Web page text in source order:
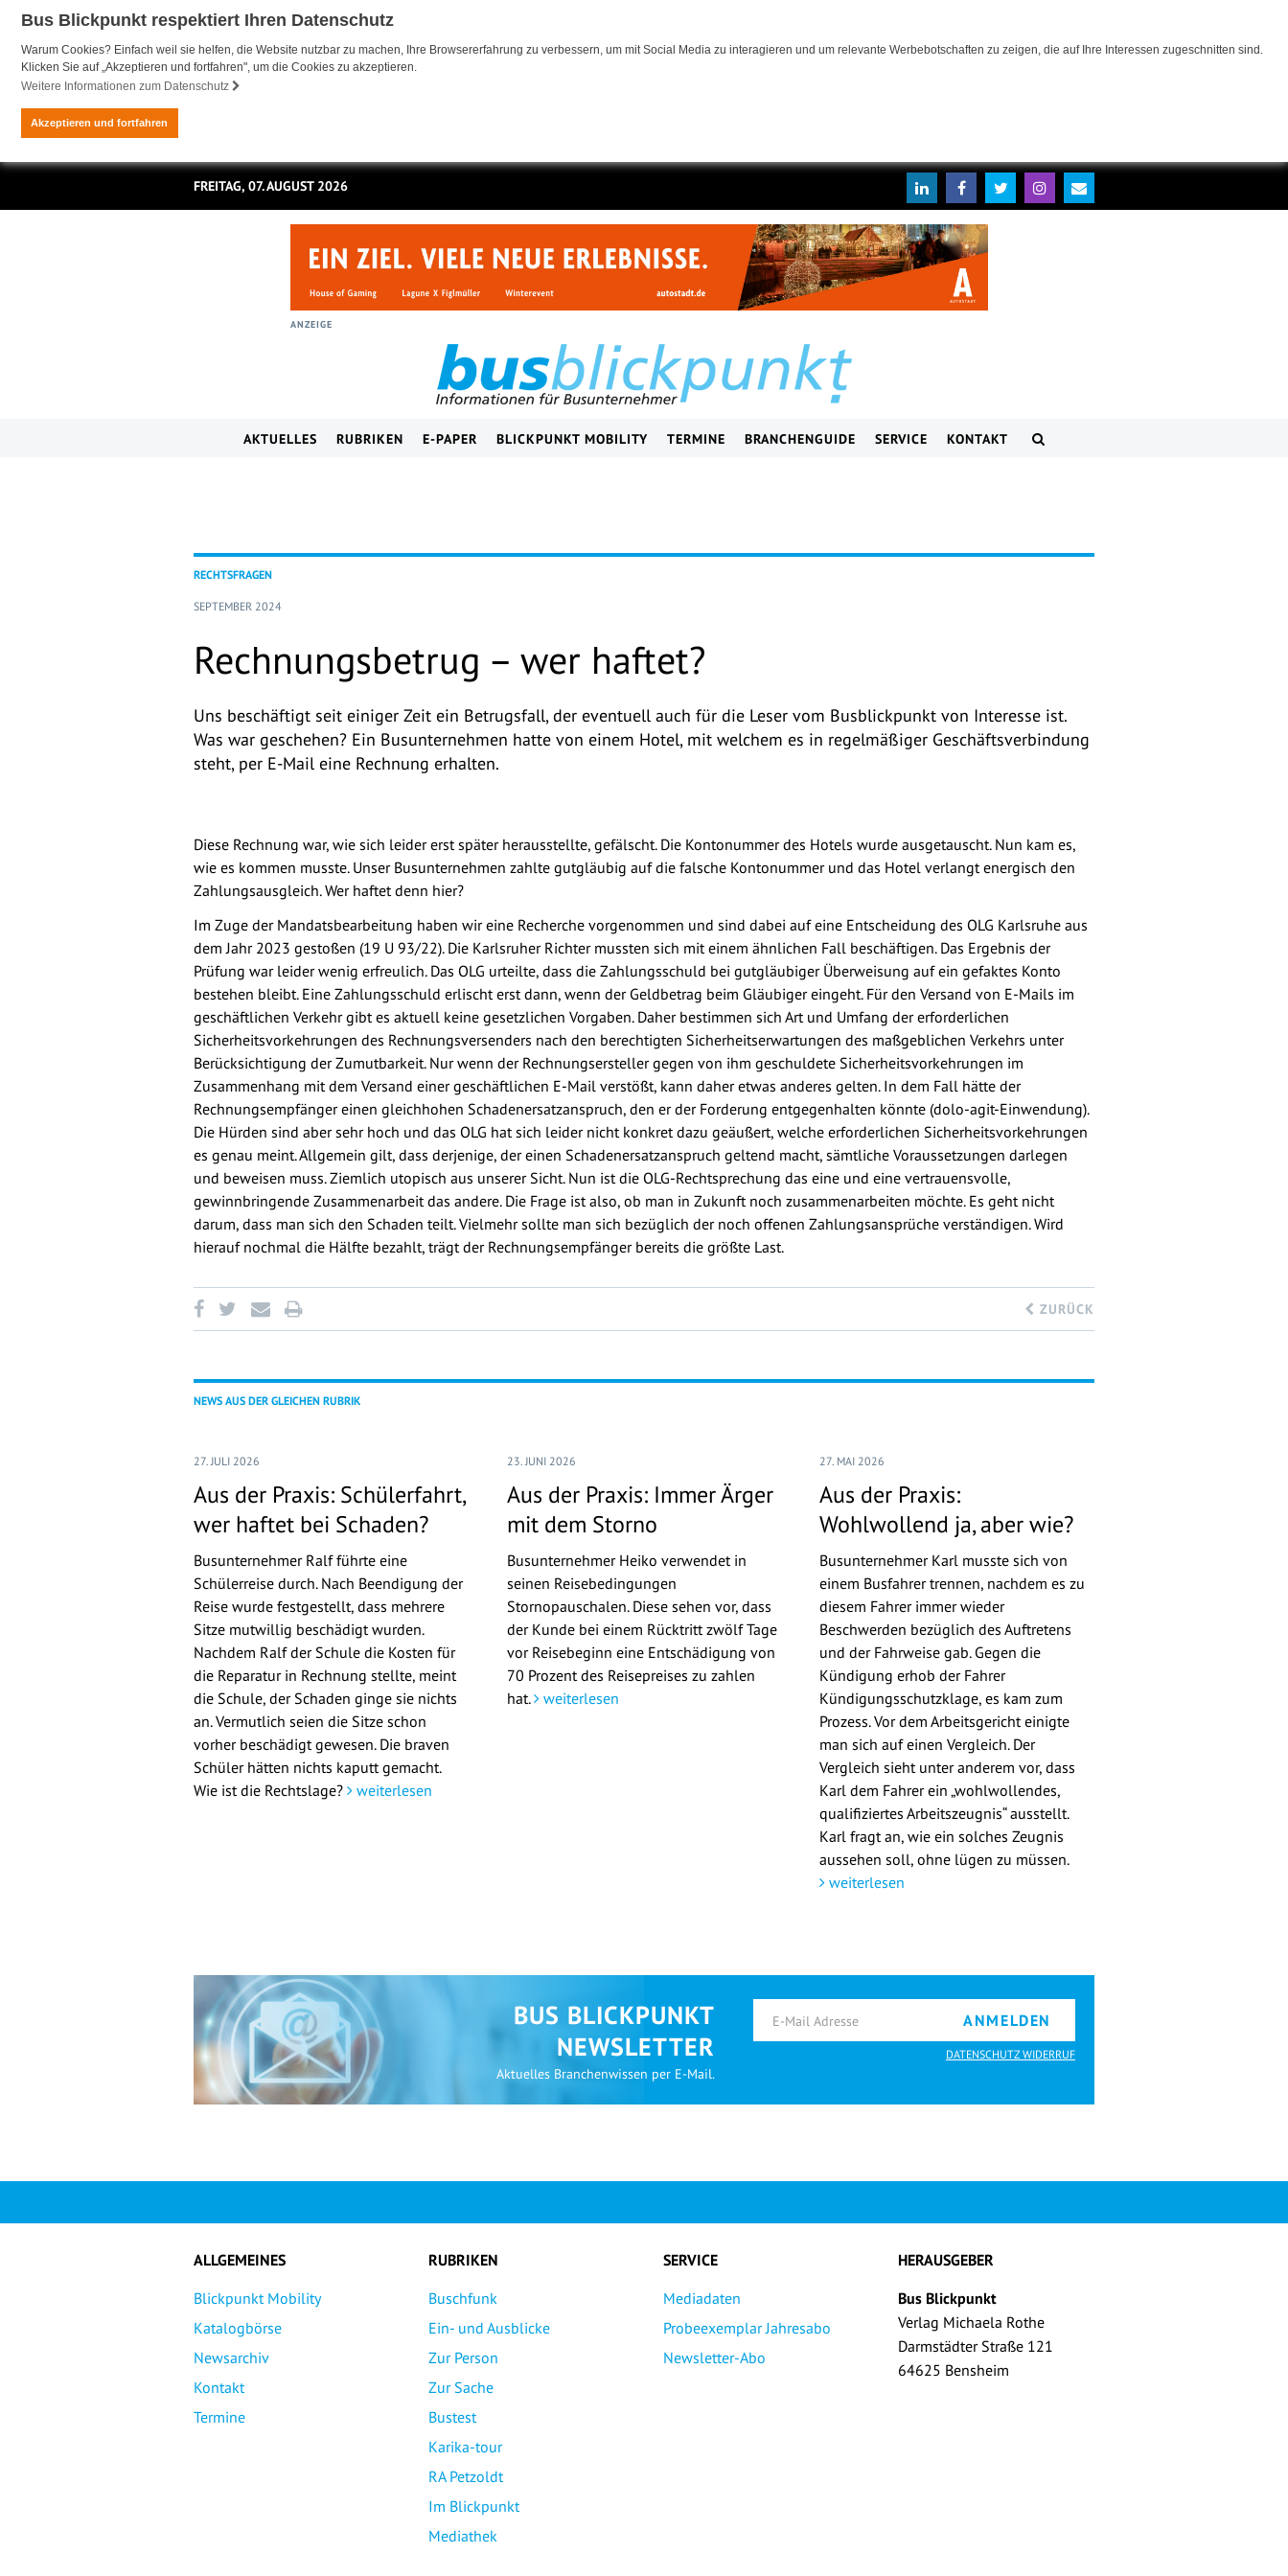
Bus Blickpunkt respektiert Ihren Datenschutz
Warum Cookies? Einfach weil sie helfen, die Website nutzbar zu machen, Ihre Browsererfahrung zu verbessern, um mit Social Media zu interagieren und um relevante Werbebotschaften zu zeigen, die auf Ihre Interessen zugeschnitten sind.
Klicken Sie auf „Akzeptieren und fortfahren", um die Cookies zu akzeptieren.
Weitere Informationen zum Datenschutz
Akzeptieren und fortfahren
FREITAG, 07. AUGUST 2026
ANZEIGE
AKTUELLES RUBRIKEN E-PAPER BLICKPUNKT MOBILITY TERMINE BRANCHENGUIDE SERVICE KONTAKT
RECHTSFRAGEN
SEPTEMBER 2024
Rechnungsbetrug – wer haftet?
Uns beschäftigt seit einiger Zeit ein Betrugsfall, der eventuell auch für die Leser vom Busblickpunkt von Interesse ist.
Was war geschehen? Ein Busunternehmen hatte von einem Hotel, mit welchem es in regelmäßiger Geschäftsverbindung
steht, per E-Mail eine Rechnung erhalten.
Diese Rechnung war, wie sich leider erst später herausstellte, gefälscht. Die Kontonummer des Hotels wurde ausgetauscht. Nun kam es,
wie es kommen musste. Unser Busunternehmen zahlte gutgläubig auf die falsche Kontonummer und das Hotel verlangt energisch den
Zahlungsausgleich. Wer haftet denn hier?
Im Zuge der Mandatsbearbeitung haben wir eine Recherche vorgenommen und sind dabei auf eine Entscheidung des OLG Karlsruhe aus
dem Jahr 2023 gestoßen (19 U 93/22). Die Karlsruher Richter mussten sich mit einem ähnlichen Fall beschäftigen. Das Ergebnis der
Prüfung war leider wenig erfreulich. Das OLG urteilte, dass die Zahlungsschuld bei gutgläubiger Überweisung auf ein gefaktes Konto
bestehen bleibt. Eine Zahlungsschuld erlischt erst dann, wenn der Geldbetrag beim Gläubiger eingeht. Für den Versand von E-Mails im
geschäftlichen Verkehr gibt es aktuell keine gesetzlichen Vorgaben. Daher bestimmen sich Art und Umfang der erforderlichen
Sicherheitsvorkehrungen des Rechnungsversenders nach den berechtigten Sicherheitserwartungen des maßgeblichen Verkehrs unter
Berücksichtigung der Zumutbarkeit. Nur wenn der Rechnungsersteller gegen von ihm geschuldete Sicherheitsvorkehrungen im
Zusammenhang mit dem Versand einer geschäftlichen E-Mail verstößt, kann daher etwas anderes gelten. In dem Fall hätte der
Rechnungsempfänger einen gleichhohen Schadenersatzanspruch, den er der Forderung entgegenhalten könnte (dolo-agit-Einwendung).
Die Hürden sind aber sehr hoch und das OLG hat sich leider nicht konkret dazu geäußert, welche erforderlichen Sicherheitsvorkehrungen
es genau meint. Allgemein gilt, dass derjenige, der einen Schadenersatzanspruch geltend macht, sämtliche Voraussetzungen darlegen
und beweisen muss. Ziemlich utopisch aus unserer Sicht. Nun ist die OLG-Rechtsprechung das eine und eine vertrauensvolle,
gewinnbringende Zusammenarbeit das andere. Die Frage ist also, ob man in Zukunft noch zusammenarbeiten möchte. Es geht nicht
darum, dass man sich den Schaden teilt. Vielmehr sollte man sich bezüglich der noch offenen Zahlungsansprüche verständigen. Wird
hierauf nochmal die Hälfte bezahlt, trägt der Rechnungsempfänger bereits die größte Last.
ZURÜCK
NEWS AUS DER GLEICHEN RUBRIK
27. JULI 2026
Aus der Praxis: Schülerfahrt,
wer haftet bei Schaden?
Busunternehmer Ralf führte eine
Schülerreise durch. Nach Beendigung der
Reise wurde festgestellt, dass mehrere
Sitze mutwillig beschädigt wurden.
Nachdem Ralf der Schule die Kosten für
die Reparatur in Rechnung stellte, meint
die Schule, der Schaden ginge sie nichts
an. Vermutlich seien die Sitze schon
vorher beschädigt gewesen. Die braven
Schüler hätten nichts kaputt gemacht.
Wie ist die Rechtslage?
weiterlesen
23. JUNI 2026
Aus der Praxis: Immer Ärger
mit dem Storno
Busunternehmer Heiko verwendet in
seinen Reisebedingungen
Stornopauschalen. Diese sehen vor, dass
der Kunde bei einem Rücktritt zwölf Tage
vor Reisebeginn eine Entschädigung von
70 Prozent des Reisepreises zu zahlen
hat. weiterlesen
27. MAI 2026
Aus der Praxis:
Wohlwollend ja, aber wie?
Busunternehmer Karl musste sich von
einem Busfahrer trennen, nachdem es zu
diesem Fahrer immer wieder
Beschwerden bezüglich des Auftretens
und der Fahrweise gab. Gegen die
Kündigung erhob der Fahrer
Kündigungsschutzklage, es kam zum
Prozess. Vor dem Arbeitsgericht einigte
man sich auf einen Vergleich. Der
Vergleich sieht unter anderem vor, dass
Karl dem Fahrer ein „wohlwollendes,
qualifiziertes Arbeitszeugnis“ ausstellt.
Karl fragt an, wie ein solches Zeugnis
aussehen soll, ohne lügen zu müssen.
weiterlesen
BUS BLICKPUNKT
NEWSLETTER
Aktuelles Branchenwissen per E-Mail.
ANMELDEN
DATENSCHUTZ WIDERRUF
ALLGEMEINES
Blickpunkt Mobility
Katalogbörse
Newsarchiv
Kontakt
Termine
RUBRIKEN
Buschfunk
Ein- und Ausblicke
Zur Person
Zur Sache
Bustest
Karika-tour
RA Petzoldt
Im Blickpunkt
Mediathek
SERVICE
Mediadaten
Probeexemplar Jahresabo
Newsletter-Abo
HERAUSGEBER
Bus Blickpunkt
Verlag Michaela Rothe
Darmstädter Straße 121
64625 Bensheim